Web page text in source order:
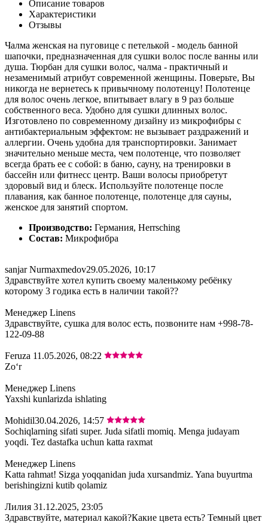
Описание товаров
Характеристики
Отзывы
Чалма женская на пуговице с петелькой - модель банной
шапочки, предназначенная для сушки волос после ванны или
душа. Тюрбан для сушки волос, чалма - практичный и
незаменимый атрибут современной женщины. Поверьте, Вы
никогда не вернетесь к привычному полотенцу! Полотенце
для волос очень легкое, впитывает влагу в 9 раз больше
собственного веса. Удобно для сушки длинных волос.
Изготовлено по современному дизайну из микрофибры с
антибактериальным эффектом: не вызывает раздражений и
аллергии. Очень удобна для транспортировки. Занимает
значительно меньше места, чем полотенце, что позволяет
всегда брать ее с собой: в баню, сауну, на тренировки в
бассейн или фитнесс центр. Ваши волосы приобретут
здоровый вид и блеск. Используйте полотенце после
плавания, как банное полотенце, полотенце для сауны,
женское для занятий спортом.
Производство: Германия, Herrsching
Состав: Микрофибра
sanjar Nurmaxmedov29.05.2026, 10:17
Здравствуйте хотел купить своему маленькому ребёнку
которому 3 годика есть в наличии такой??
Менеджер Linens
Здравствуйте, сушка для волос есть, позвоните нам +998-78-
122-09-88
Feruza 11.05.2026, 08:22
Zoʻr
Менеджер Linens
Yaxshi kunlarizda ishlating
Mohidil30.04.2026, 14:57
Sochiqlarning sifati super. Juda sifatli momiq. Menga judayam
yoqdi. Tez dastafka uchun katta raxmat
Менеджер Linens
Katta rahmat! Sizga yoqqanidan juda xursandmiz. Yana buyurtma
berishingizni kutib qolamiz
Лилия 31.12.2025, 23:05
Здравствуйте, материал какой?Какие цвета есть? Темный цвет